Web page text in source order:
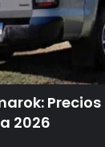
2026